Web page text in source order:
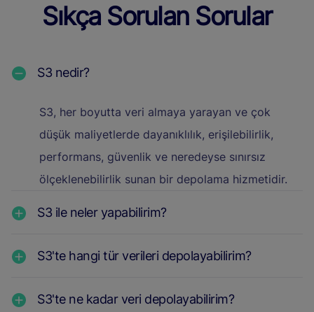
Sıkça Sorulan Sorular
S3 nedir?
S3, her boyutta veri almaya yarayan ve çok
düşük maliyetlerde dayanıklılık, erişilebilirlik,
performans, güvenlik ve neredeyse sınırsız
ölçeklenebilirlik sunan bir depolama hizmetidir.
S3 ile neler yapabilirim?
S3'te hangi tür verileri depolayabilirim?
S3'te ne kadar veri depolayabilirim?